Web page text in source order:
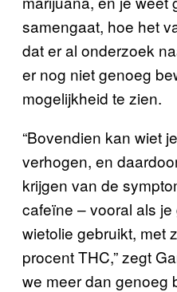
samengaat, hoe het
dat er al onderzoek
er nog niet genoeg
mogelijkheid te zien.
“Bovendien kan wiet
verhogen, en
krijgen van de
cafeïne – vooral als
wietolie gebruikt, met
procent THC,” zegt
we meer dan genoeg